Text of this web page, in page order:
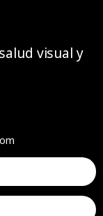
visual y